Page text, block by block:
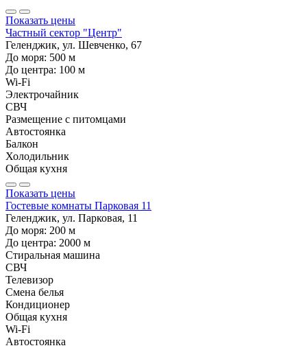
Показать цены
Частный сектор "Центр"
Геленджик, ул. Шевченко, 67
До моря: 500 м
До центра: 100 м
Wi-Fi
Электрочайник
СВЧ
Размещение с питомцами
Автостоянка
Балкон
Холодильник
Общая кухня
Показать цены
Гостевые комнаты Парковая 11
Геленджик, ул. Парковая, 11
До моря: 200 м
До центра: 2000 м
Стиральная машина
СВЧ
Телевизор
Смена белья
Кондиционер
Общая кухня
Wi-Fi
Автостоянка